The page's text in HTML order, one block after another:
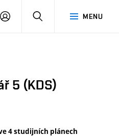
MENU
PŘIHLÁSIT
5 (KDS)
4 studijních plánech